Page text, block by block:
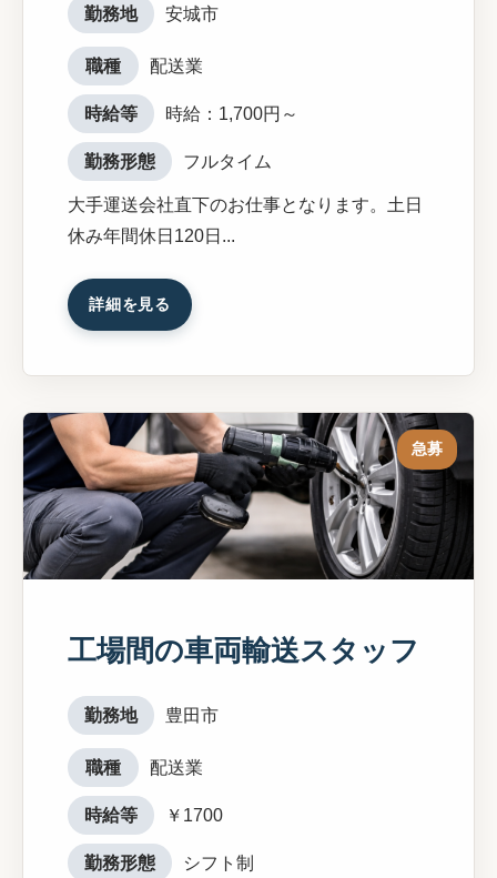
勤務地 安城市
職種 配送業
時給等 時給：1,700円～
勤務形態 フルタイム
大手運送会社直下のお仕事となります。土日
休み年間休日120日...
詳細を見る
急募
工場間の車両輸送スタッフ
勤務地 豊田市
職種 配送業
時給等 ￥1700
勤務形態 シフト制